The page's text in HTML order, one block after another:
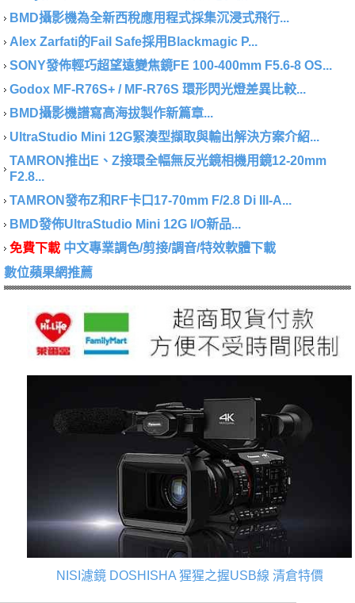
BMD攝影機為全新西稅應用程式採集沉浸式飛行...
Alex Zarfati的Fail Safe採用Blackmagic P...
SONY發佈輕巧超望遠變焦鏡FE 100-400mm F5.6-8 OS...
Godox MF-R76S+ / MF-R76S 環形閃光燈差異比較...
BMD攝影機譜寫高海拔製作新篇章...
UltraStudio Mini 12G緊湊型擷取與輸出解決方案介紹...
TAMRON推出E、Z接環全幅無反光鏡相機用鏡12-20mm
F2.8...
TAMRON發布Z和RF卡口17-70mm F/2.8 Di III-A...
BMD發佈UltraStudio Mini 12G I/O新品...
免費下載 中文專業調色/剪接/調音/特效軟體下載
數位蘋果網推薦
NISI濾鏡 DOSHISHA 猩猩之握USB線 清倉特價